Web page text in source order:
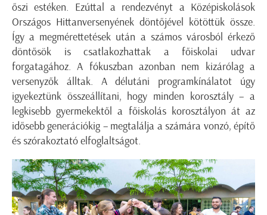
őszi estéken. Ezúttal a rendezvényt a Középiskolások
Országos Hittanversenyének döntőjével kötöttük össze.
Így a megmérettetések után a számos városból érkező
döntősök is csatlakozhattak a főiskolai udvar
forgatagához. A fókuszban azonban nem kizárólag a
versenyzők álltak. A délutáni programkínálatot úgy
igyekeztünk összeállítani, hogy minden korosztály – a
legkisebb gyermekektől a főiskolás korosztályon át az
idősebb generációkig – megtalálja a számára vonzó, építő
és szórakoztató elfoglaltságot.